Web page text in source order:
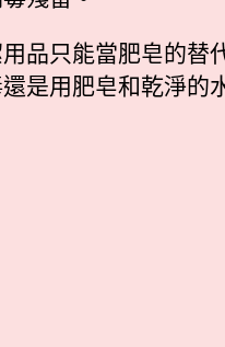
品只能當肥皂的替
是用肥皂和乾淨的